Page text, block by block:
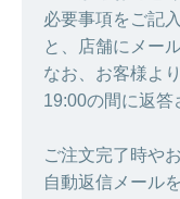
必要事項をご記
と、店舗にメー
なお、お客様よ
19:00の間に返答
ご注文完了時や
自動返信メール